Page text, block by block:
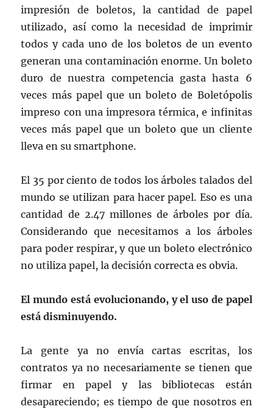
impresión de boletos, la cantidad de papel
utilizado, así como la necesidad de imprimir
todos y cada uno de los boletos de un evento
generan una contaminación enorme. Un boleto
duro de nuestra competencia gasta hasta 6
veces más papel que un boleto de Boletópolis
impreso con una impresora térmica, e infinitas
veces más papel que un boleto que un cliente
lleva en su smartphone.
El 35 por ciento de todos los árboles talados del
mundo se utilizan para hacer papel. Eso es una
cantidad de 2.47 millones de árboles por día.
Considerando que necesitamos a los árboles
para poder respirar, y que un boleto electrónico
no utiliza papel, la decisión correcta es obvia.
El mundo está evolucionando, y el uso de papel
está disminuyendo.
La gente ya no envía cartas escritas, los
contratos ya no necesariamente se tienen que
firmar en papel y las bibliotecas están
desapareciendo; es tiempo de que nosotros en